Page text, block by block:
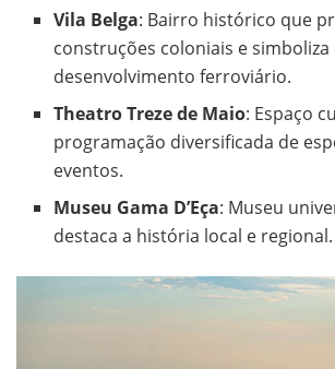
Vila Belga: Bairro histórico que
construções coloniais e simboliza
desenvolvimento ferroviário.
Theatro Treze de Maio: Espaço
programação diversificada de
eventos.
Museu Gama D’Eça: Museu
destaca a história local e regional.